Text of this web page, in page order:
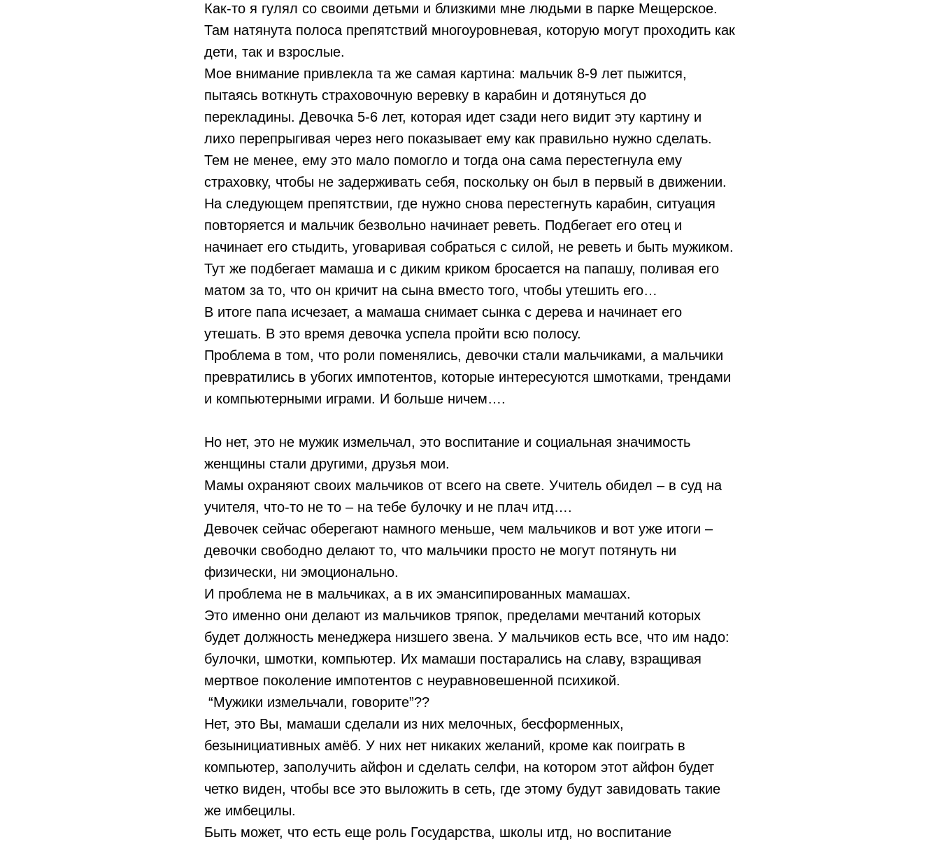
Как-то я гулял со своими детьми и близкими мне людьми в парке Мещерское.
Там натянута полоса препятствий многоуровневая, которую могут проходить как
дети, так и взрослые.
Мое внимание привлекла та же самая картина: мальчик 8-9 лет пыжится,
пытаясь воткнуть страховочную веревку в карабин и дотянуться до
перекладины. Девочка 5-6 лет, которая идет сзади него видит эту картину и
лихо перепрыгивая через него показывает ему как правильно нужно сделать.
Тем не менее, ему это мало помогло и тогда она сама перестегнула ему
страховку, чтобы не задерживать себя, поскольку он был в первый в движении.
На следующем препятствии, где нужно снова перестегнуть карабин, ситуация
повторяется и мальчик безвольно начинает реветь. Подбегает его отец и
начинает его стыдить, уговаривая собраться с силой, не реветь и быть мужиком.
Тут же подбегает мамаша и с диким криком бросается на папашу, поливая его
матом за то, что он кричит на сына вместо того, чтобы утешить его…
В итоге папа исчезает, а мамаша снимает сынка с дерева и начинает его
утешать. В это время девочка успела пройти всю полосу.
Проблема в том, что роли поменялись, девочки стали мальчиками, а мальчики
превратились в убогих импотентов, которые интересуются шмотками, трендами
и компьютерными играми. И больше ничем….
Но нет, это не мужик измельчал, это воспитание и социальная значимость
женщины стали другими, друзья мои.
Мамы охраняют своих мальчиков от всего на свете. Учитель обидел – в суд на
учителя, что-то не то – на тебе булочку и не плач итд….
Девочек сейчас оберегают намного меньше, чем мальчиков и вот уже итоги –
девочки свободно делают то, что мальчики просто не могут потянуть ни
физически, ни эмоционально.
И проблема не в мальчиках, а в их эмансипированных мамашах.
Это именно они делают из мальчиков тряпок, пределами мечтаний которых
будет должность менеджера низшего звена. У мальчиков есть все, что им надо:
булочки, шмотки, компьютер. Их мамаши постарались на славу, взращивая
мертвое поколение импотентов с неуравновешенной психикой.
“Мужики измельчали, говорите”??
Нет, это Вы, мамаши сделали из них мелочных, бесформенных,
безынициативных амёб. У них нет никаких желаний, кроме как поиграть в
компьютер, заполучить айфон и сделать селфи, на котором этот айфон будет
четко виден, чтобы все это выложить в сеть, где этому будут завидовать такие
же имбецилы.
Быть может, что есть еще роль Государства, школы итд, но воспитание